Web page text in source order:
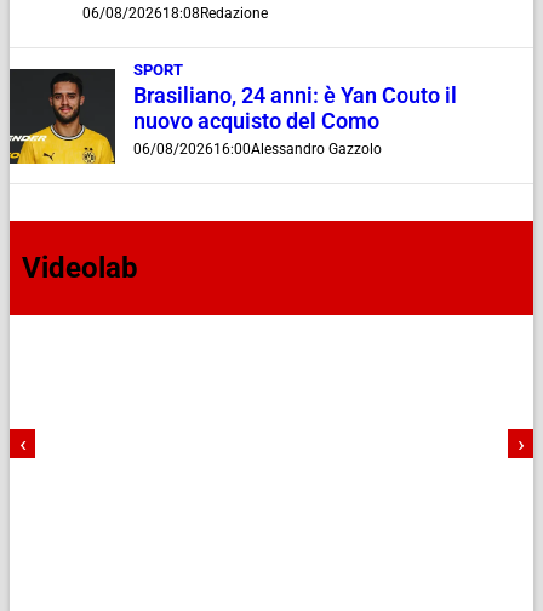
06/08/202618:08 Redazione
SPORT
Brasiliano, 24 anni: è Yan Couto il
nuovo acquisto del Como
06/08/202616:00Alessandro Gazzolo
Videolab
‹ ›